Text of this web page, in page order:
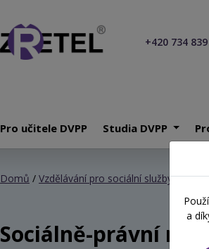
+420 734
Pro učitele DVPP Studia DVPP
Domů / Vzdělávání pro sociální služby/
Sociálně-právní
a